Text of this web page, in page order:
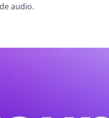
audio.